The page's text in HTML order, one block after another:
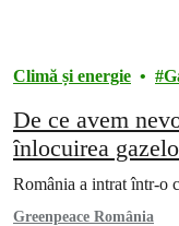
Climă și energie
De ce avem
înlocuirea
România a intrat într-o
Greenpeace România